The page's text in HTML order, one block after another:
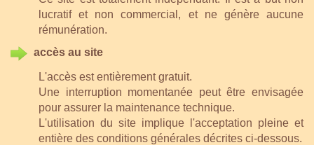
lucratif et non commercial, et ne génère aucune
rémunération.
accès au site
L'accès est entièrement gratuit.
Une interruption momentanée peut être envisagée
pour assurer la maintenance technique.
L'utilisation du site implique l'acceptation pleine et
entière des conditions générales décrites ci-dessous.